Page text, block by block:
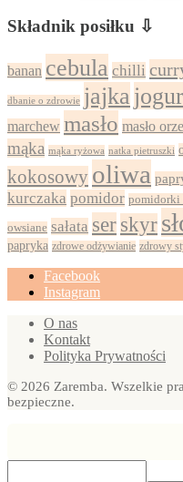
Składnik posiłku ⇩
banan cebula chilli
dbanie o zdrowie jajka
marchew masło masło
mąka mąka ryżowa natka pietruszki
kokosowy oliwa
kurczaka pomidor pomidorki
owsiane sałata ser skyr
papryka zdrowe odżywianie zdrowy
Facebook
Instagram
O nas
Kontakt
Polityka Prywatności
© 2026 Zaremba. Wszelkie
bezpieczne.